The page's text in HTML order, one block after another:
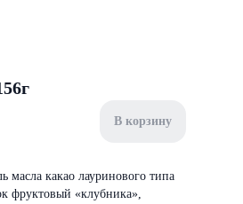
В корзину
масла какао лауринового типа
фруктовый «клубника»,